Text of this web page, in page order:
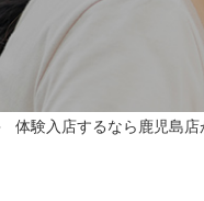
体験入店するなら鹿児島店